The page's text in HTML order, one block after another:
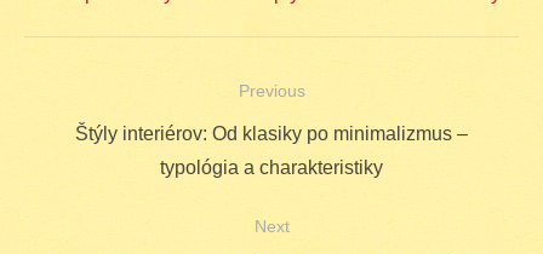
Navigácia
Previous
Previous
Štýly interiérov: Od klasiky po minimalizmus –
typológia a charakteristiky
Next